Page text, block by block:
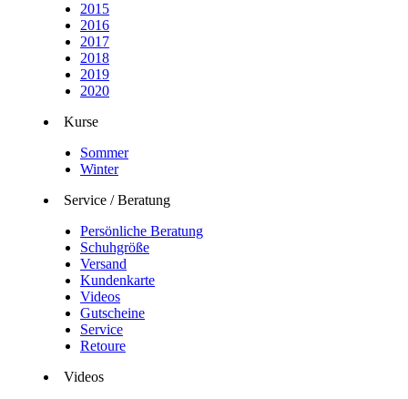
2015
2016
2017
2018
2019
2020
Kurse
Sommer
Winter
Service / Beratung
Persönliche Beratung
Schuhgröße
Versand
Kundenkarte
Videos
Gutscheine
Service
Retoure
Videos